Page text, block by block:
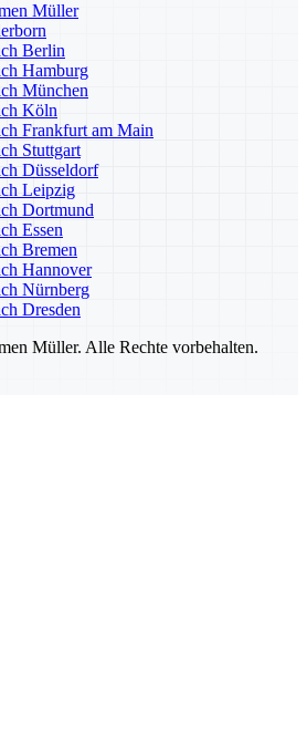
Müller
Berlin
Hamburg
München
Köln
Frankfurt am Main
Stuttgart
Düsseldorf
Leipzig
Dortmund
Essen
Bremen
Hannover
Nürnberg
Dresden
Müller. Alle Rechte vorbehalten.